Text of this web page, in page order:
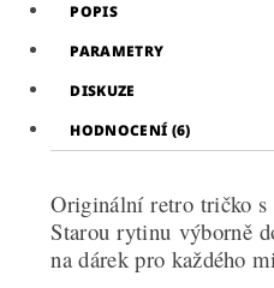
POPIS
PARAMETRY
DISKUZE
HODNOCENÍ (6)
Originální retro tričko s
Starou rytinu výborně
na dárek pro každého